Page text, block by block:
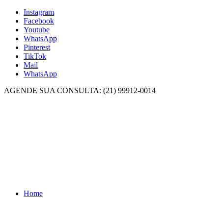
Instagram
Facebook
Youtube
WhatsApp
Pinterest
TikTok
Mail
WhatsApp
AGENDE SUA CONSULTA: (21) 99912-0014
Home